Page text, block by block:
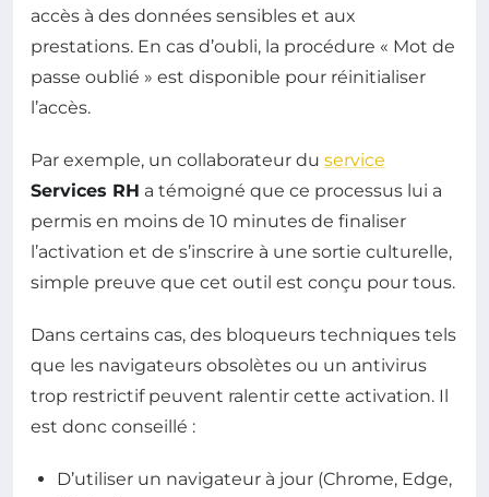
accès à des données sensibles et aux
prestations. En cas d’oubli, la procédure « Mot de
passe oublié » est disponible pour réinitialiser
l’accès.
Par exemple, un collaborateur du service
Services RH a témoigné que ce processus lui a
permis en moins de 10 minutes de finaliser
l’activation et de s’inscrire à une sortie culturelle,
simple preuve que cet outil est conçu pour tous.
Dans certains cas, des bloqueurs techniques tels
que les navigateurs obsolètes ou un antivirus
trop restrictif peuvent ralentir cette activation. Il
est donc conseillé :
D’utiliser un navigateur à jour (Chrome, Edge,